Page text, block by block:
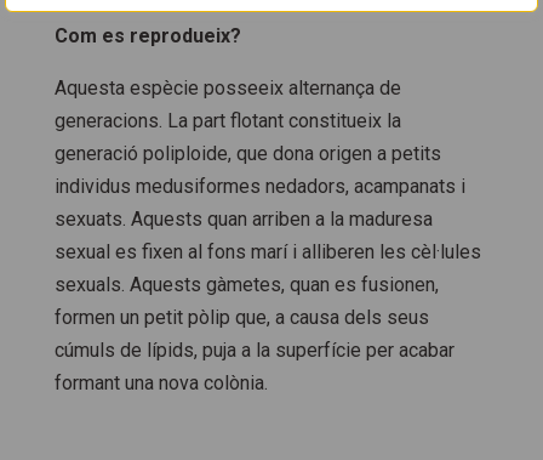
Com es reprodueix?
Aquesta espècie posseeix alternança de
generacions. La part flotant constitueix la
generació poliploide, que dona origen a petits
individus medusiformes nedadors, acampanats i
sexuats. Aquests quan arriben a la maduresa
sexual es fixen al fons marí i alliberen les cèl·lules
sexuals. Aquests gàmetes, quan es fusionen,
formen un petit pòlip que, a causa dels seus
cúmuls de lípids, puja a la superfície per acabar
formant una nova colònia.